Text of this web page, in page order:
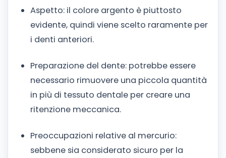
Aspetto: il colore argento è piuttosto
evidente, quindi viene scelto raramente per
i denti anteriori.
Preparazione del dente: potrebbe essere
necessario rimuovere una piccola quantità
in più di tessuto dentale per creare una
ritenzione meccanica.
Preoccupazioni relative al mercurio:
sebbene sia considerato sicuro per la